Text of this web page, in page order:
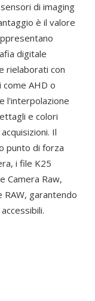
di imaging
è il valore
digitale
rielaborati con
AHD o
l'interpolazione
e colori
Il
punto di forza
i file K25
Camera Raw,
garantendo